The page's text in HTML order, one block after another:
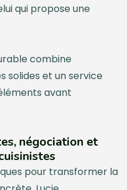
qui propose une
combine
solides et un service
avant
négociation et
pour transformer la